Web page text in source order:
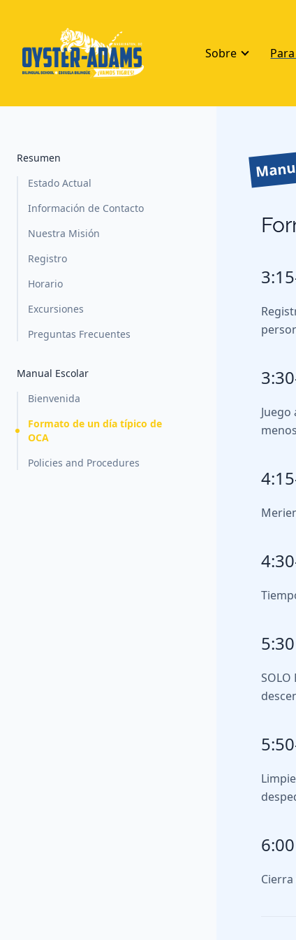
Sobre
Resumen
Estado Actual
Información de Contacto
Nuestra Misión
Registro
Horario
Excursiones
Preguntas Frecuentes
Manual Escolar
Bienvenida
Formato de un día típico de
OCA
Policies and Procedures
SOLO
Cierra